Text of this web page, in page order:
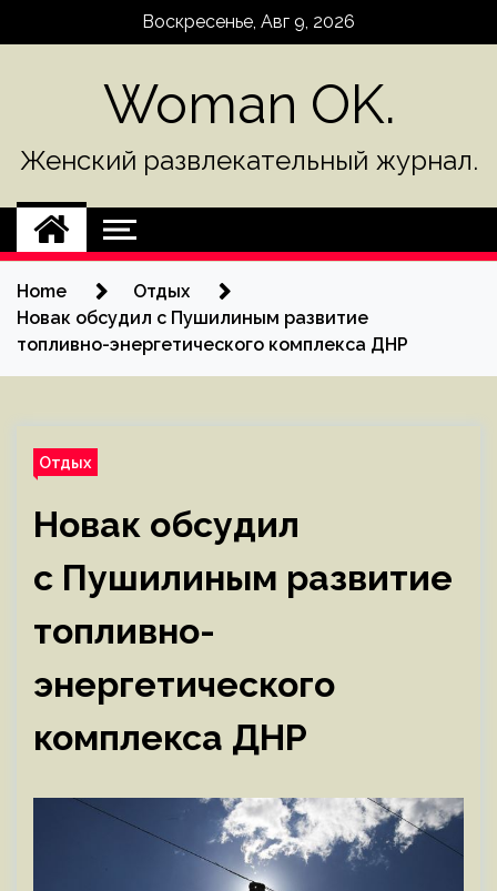
Воскресенье, Авг 9, 2026
Woman OK.
Женский развлекательный журнал.
Home
Отдых
Новак обсудил с Пушилиным развитие
топливно-энергетического комплекса ДНР
Отдых
Новак обсудил
с Пушилиным развитие
топливно-
энергетического
комплекса ДНР